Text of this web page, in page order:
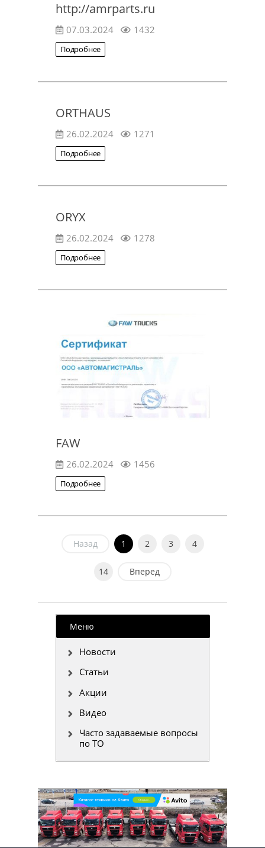
http://amrparts.ru
07.03.2024 1432
Подробнее
ORTHAUS
26.02.2024 1271
Подробнее
ORYX
26.02.2024 1278
Подробнее
FAW
26.02.2024 1456
Подробнее
Назад 1 2 3 4
14 Вперед
Меню
Новости
Статьи
Акции
Видео
Часто задаваемые вопросы
по ТО